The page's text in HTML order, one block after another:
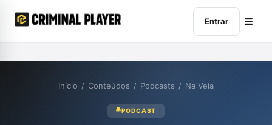
Entrar
Início / Conteúdos / Podcasts / Na Veia
PODCAST